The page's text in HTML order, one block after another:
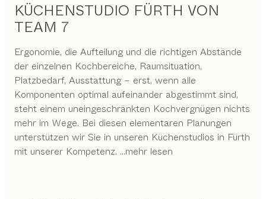
KÜCHENSTUDIO FÜRTH VON
TEAM 7
Ergonomie, die Aufteilung und die richtigen Abstände
der einzelnen Kochbereiche, Raumsituation,
Platzbedarf, Ausstattung – erst, wenn alle
Komponenten optimal aufeinander abgestimmt sind,
steht einem uneingeschränkten Kochvergnügen nichts
mehr im Wege. Bei diesen elementaren Planungen
unterstützen wir Sie in unseren Küchenstudios in Fürth
mit unserer Kompetenz. ...mehr lesen